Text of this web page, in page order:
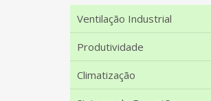
Ventilação Industrial
Produtividade
Climatização